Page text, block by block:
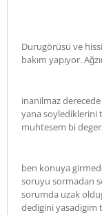
Durugörüsü ve
bakım yapıyor.
inanilmaz
yana soylediklerini
muhtesem bi
ben konuya
soruyu sormadan
sorumda uzak
dedigini yasadigim